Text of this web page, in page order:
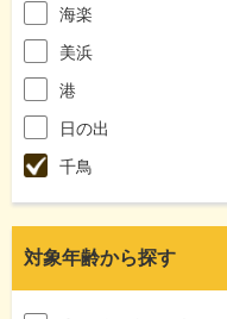
海楽
美浜
港
日の出
千鳥
対象年齢から探す